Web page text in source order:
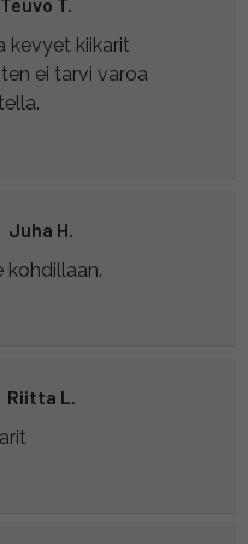
kevyet kiikarit
ei tarvi varoa
Juha H.
kohdillaan.
Riitta L.